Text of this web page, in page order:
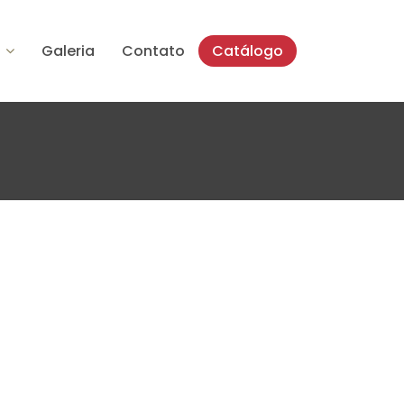
Galeria Contato Catálogo